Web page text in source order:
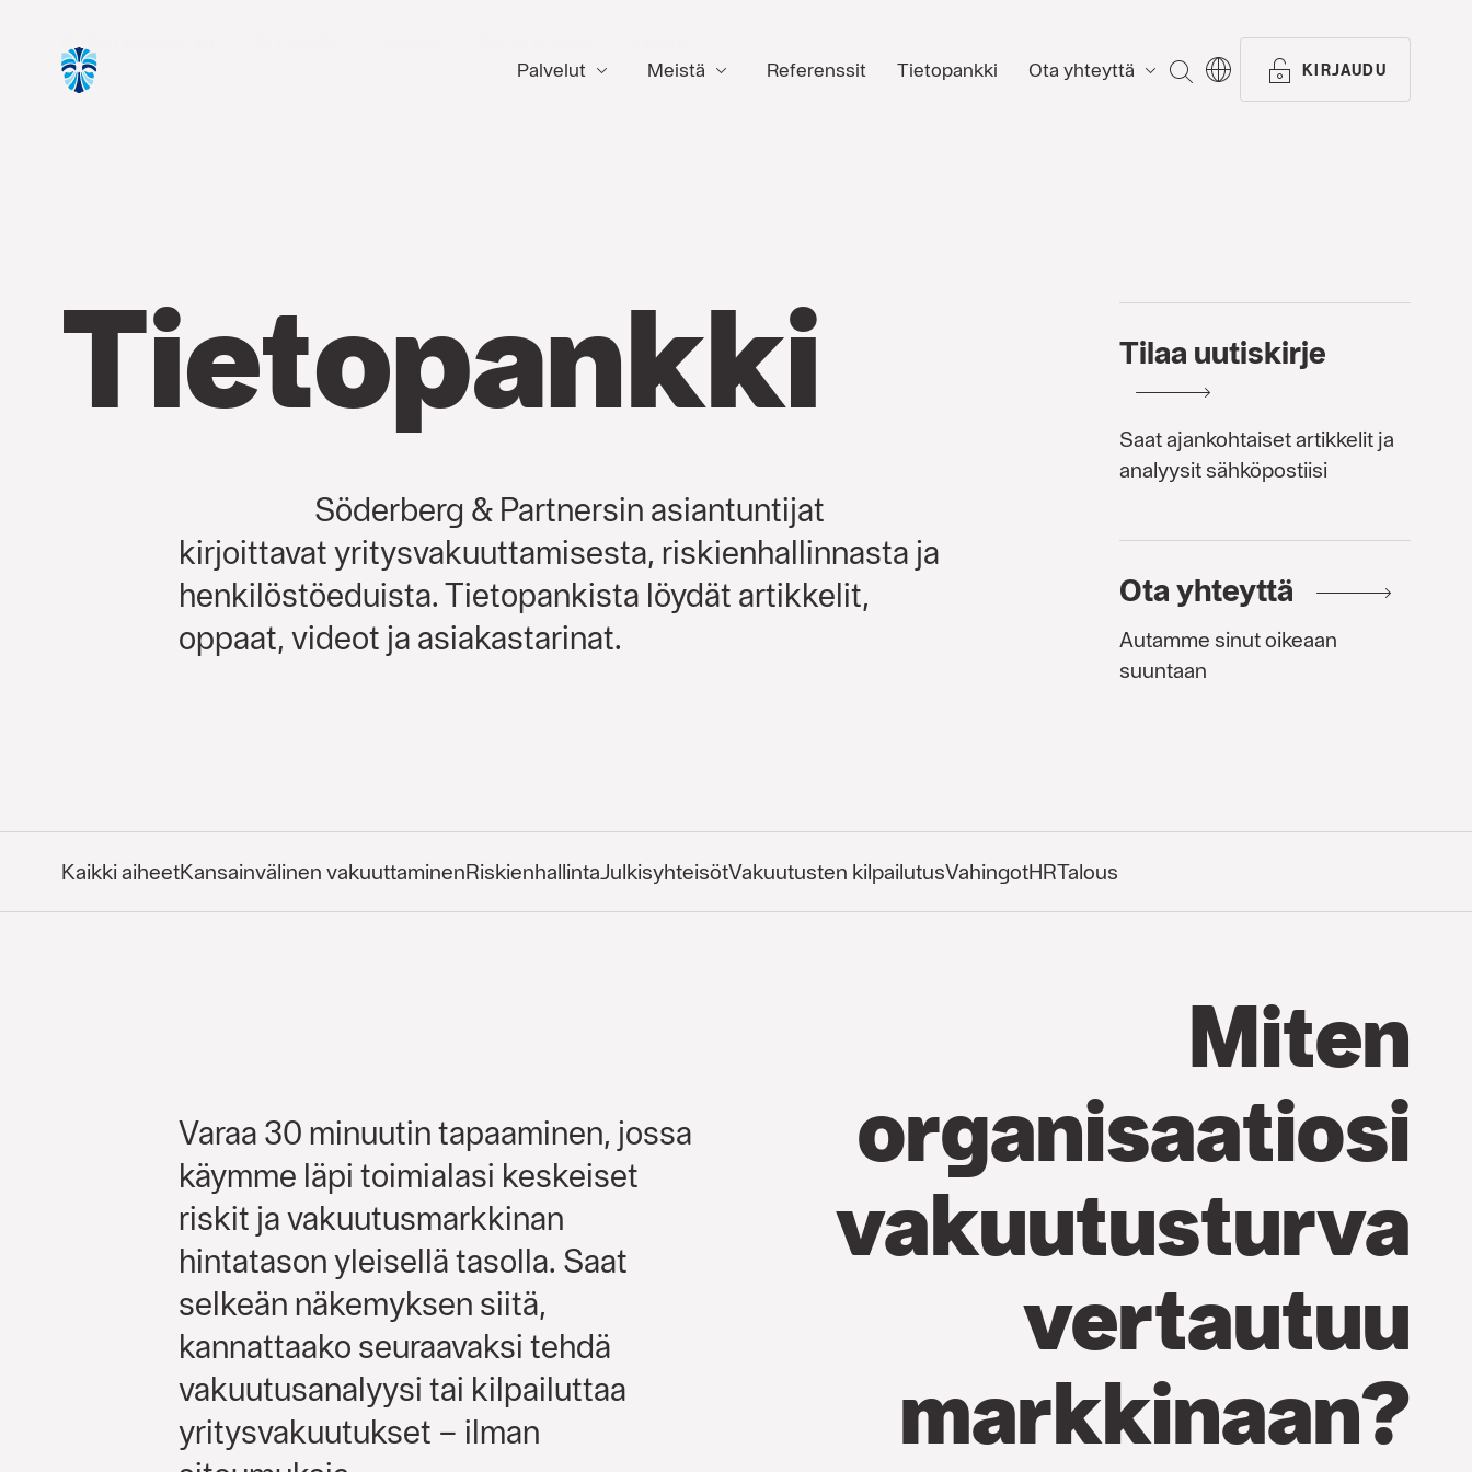
Palvelut Meistä Referenssit Tietopankki Ota yhteyttä ETSI KIRJAUDU
Kaikki kategoriat
Tietopankki
Söderberg & Partnersin asiantuntijat
kirjoittavat yritysvakuuttamisesta, riskienhallinnasta ja
henkilöstöeduista. Tietopankista löydät artikkelit,
oppaat, videot ja asiakastarinat.
Tilaa uutiskirje
Saat ajankohtaiset artikkelit ja
analyysit sähköpostiisi
Ota yhteyttä
Autamme sinut oikeaan
suuntaan
Kaikki aiheetKansainvälinen vakuuttaminenRiskienhallintaJulkisyhteisötVakuutusten kilpailutusVahingotHRTalous
Miten
organisaatiosi
vakuutusturva
vertautuu
markkinaan?
Varaa 30 minuutin tapaaminen, jossa
käymme läpi toimialasi keskeiset
riskit ja vakuutusmarkkinan
hintatason yleisellä tasolla. Saat
selkeän näkemyksen siitä,
kannattaako seuraavaksi tehdä
vakuutusanalyysi tai kilpailuttaa
yritysvakuutukset – ilman